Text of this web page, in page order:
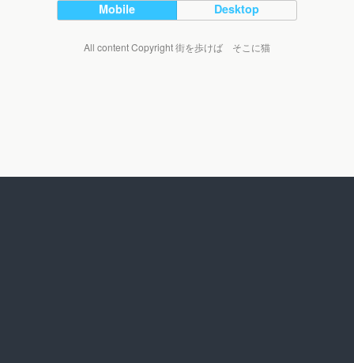
Mobile Desktop
All content Copyright 街を歩けば そこに猫